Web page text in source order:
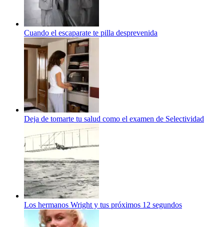
Cuando el escaparate te pilla desprevenida
Deja de tomarte tu salud como el examen de Selectividad
Los hermanos Wright y tus próximos 12 segundos